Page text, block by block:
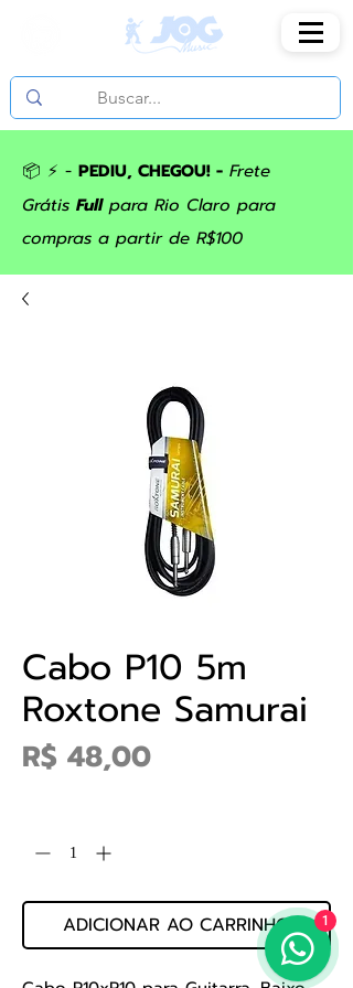
📦 ⚡ - PEDIU, CHEGOU! - Frete
Grátis Fullpara Rio Claro para
compras a partir de R$100
Cabo P10 5m
Roxtone Samurai
R$ 48,00Preço
ADICIONAR AO CARRINHO 1